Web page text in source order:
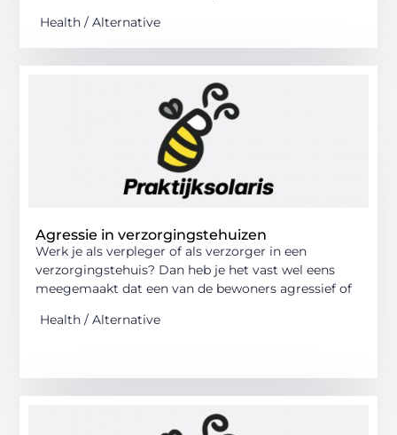
Health / Alternative
Agressie in verzorgingstehuizen
Werk je als verpleger of als verzorger in een
verzorgingstehuis? Dan heb je het vast wel eens
meegemaakt dat een van de bewoners agressief of
Health / Alternative